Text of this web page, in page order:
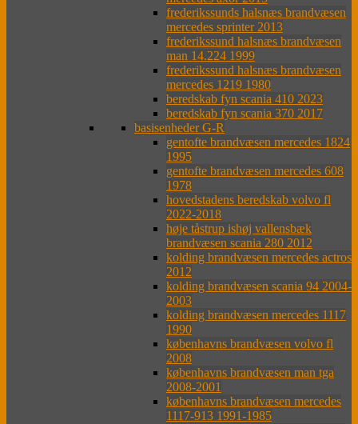
frederikssunds halsnæs brandvæsen
mercedes sprinter 2013
frederikssund halsnæs brandvæsen
man 14.224 1999
frederikssund halsnæs brandvæsen
mercedes 1219 1980
beredskab fyn scania 410 2023
beredskab fyn scania 370 2017
basisenheder G-R
gentofte brandvæsen mercedes 1824
1995
gentofte brandvæsen mercedes 608
1978
hovedstadens beredskab volvo fl
2022-2018
høje tåstrup ishøj vallensbæk
brandvæsen scania 280 2012
kolding brandvæsen mercedes actros
2012
kolding brandvæsen scania 94 2004-
2003
kolding brandvæsen mercedes 1117
1990
københavns brandvæsen volvo fl
2008
københavns brandvæsen man tga
2008-2001
københavns brandvæsen mercedes
1117-913 1991-1985